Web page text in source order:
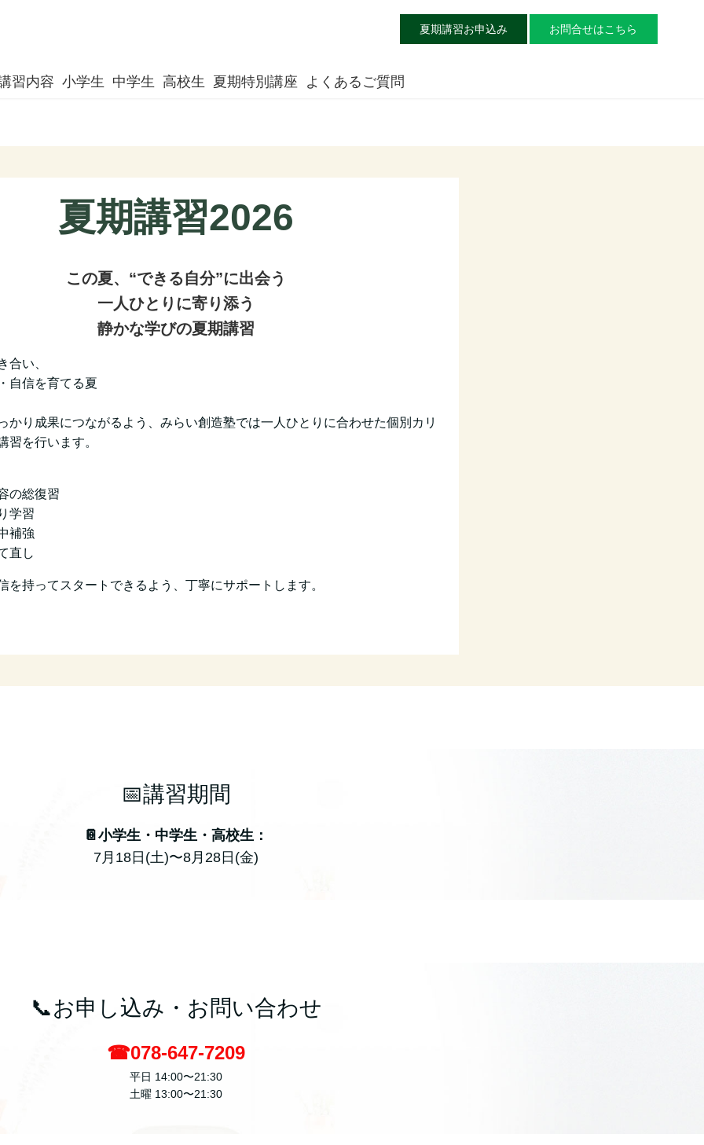
お問合せはこちら
夏期講習お申込み
習内容 小学生 中学生 高校生 夏期特別講座 よくあるご質問
夏期講習2026
この夏、“できる自分”に出会う
一人ひとりに寄り添う
静かな学びの夏期講習
合い、
自信を育てる夏
かり成果につながるよう、 みらい創造塾では一人ひとりに合わせた個別カリ
習を行います。
の総復習
学習
補強
直し
を持ってスタートできるよう、丁寧にサポートします。
📅講習期間
📔小学生・中学生・高校生：
7月18日(土)〜8月28日(金)
📞お申し込み・お問い合わせ
☎078-647-7209
平日 14:00〜21:30
土曜 13:00〜21:30